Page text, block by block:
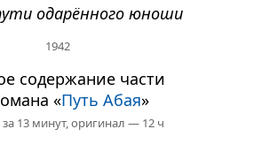
одарённого юноши
1942
содержание части
«Путь Абая»
за 13 минут,оригинал — 12 ч